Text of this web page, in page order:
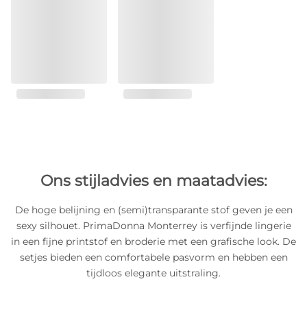
Ons stijladvies en maatadvies:
De hoge belijning en (semi)transparante stof geven je een
sexy silhouet. PrimaDonna Monterrey is verfijnde lingerie
in een fijne printstof en broderie met een grafische look. De
setjes bieden een comfortabele pasvorm en hebben een
tijdloos elegante uitstraling.